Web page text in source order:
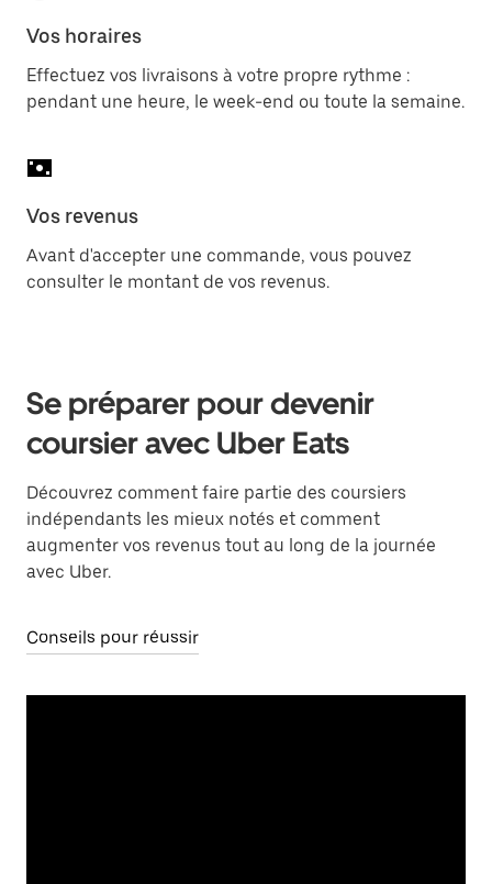
Vos horaires
Effectuez vos livraisons à votre propre rythme :
pendant une heure, le week-end ou toute la semaine.
Vos revenus
Avant d'accepter une commande, vous pouvez
consulter le montant de vos revenus.
Se préparer pour devenir
coursier avec Uber Eats
Découvrez comment faire partie des coursiers
indépendants les mieux notés et comment
augmenter vos revenus tout au long de la journée
avec Uber.
Conseils pour réussir